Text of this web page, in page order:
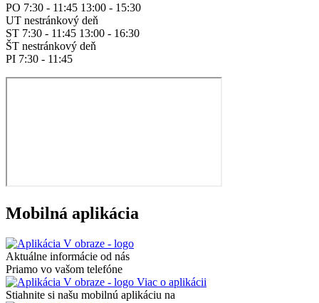
PO 7:30 - 11:45 13:00 - 15:30
UT nestránkový deň
ST 7:30 - 11:45 13:00 - 16:30
ŠT nestránkový deň
PI 7:30 - 11:45
Mobilná aplikácia
Aktuálne informácie od nás
Priamo vo vašom telefóne
Viac o aplikácii
Stiahnite si našu mobilnú aplikáciu na